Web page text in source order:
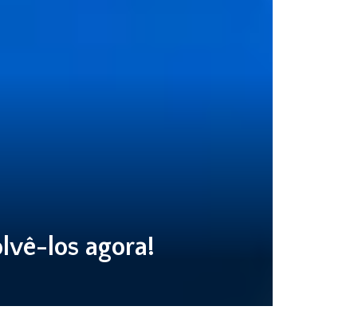
los agora!